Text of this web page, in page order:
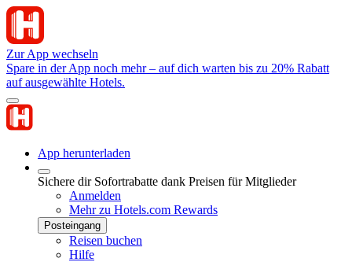
Zur App wechseln
Spare in der App noch mehr – auf dich warten bis zu 20% Rabatt
auf ausgewählte Hotels.
App herunterladen
Sichere dir Sofortrabatte dank Preisen für Mitglieder
Anmelden
Mehr zu Hotels.com Rewards
Posteingang
Reisen buchen
Hilfe